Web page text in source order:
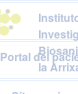
la
Portal del